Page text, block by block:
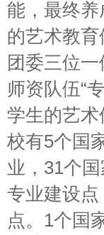
能，最终养
的艺术教
团委三位
师资队伍“
学生的艺
校有5个国
业，31个
专业建设
点。1个国